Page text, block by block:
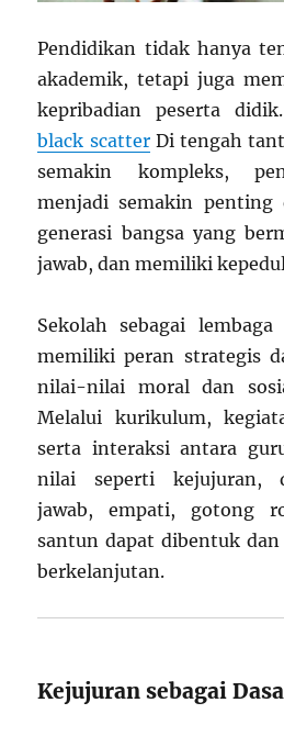
Pendidikan tidak hanya
akademik, tetapi juga
kepribadian peserta
black scatterDi tengah
semakin kompleks,
menjadi semakin penting
generasi bangsa yang
jawab, dan memiliki
Sekolah sebagai
memiliki peran strategis
nilai-nilai moral dan
Melalui kurikulum,
serta interaksi antara
nilai seperti kejujuran,
jawab, empati, gotong
santun dapat dibentuk
berkelanjutan.
Kejujuran sebagai